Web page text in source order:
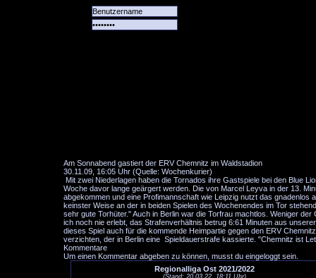
Am Sonnabend gastiert der ERV Chemnitz im Waldstadion
30.11.09, 16:05 Uhr (Quelle: Wochenkurier)
Mit zwei Niederlagen haben die Tornados ihre Gastspiele bei den Blue
Woche davor lange geärgert werden. Die von Marcel Leyva in der 13.
abgekommen und eine Profimannschaft wie Leipzig nutzt das
keinster Weise an der in beiden Spielen des Wochenendes im Tor
sehr gute Torhüter." Auch in Berlin war die Torfrau machtlos. Weniger
ich noch nie erlebt, das Strafenverhältnis betrug 6:61 Minuten aus
dieses Spiel auch für die kommende Heimpartie gegen den ERV
verzichten, der in Berlin eine Spieldauerstrafe kassierte. "Chemnitz ist
Kommentare
Um einen Kommentar abgeben zu können, musst du eingeloggt sein.
Regionalliga Ost 2021/2022
(Stand: 20.03.22, 18:11 Uhr)